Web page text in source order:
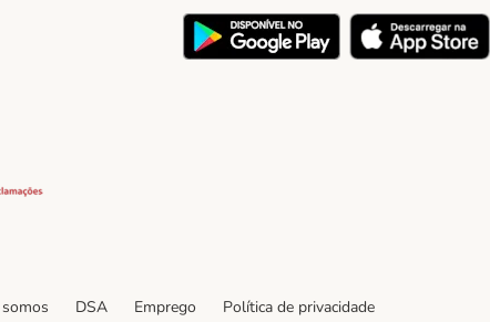
DSA Emprego Política de privacidade